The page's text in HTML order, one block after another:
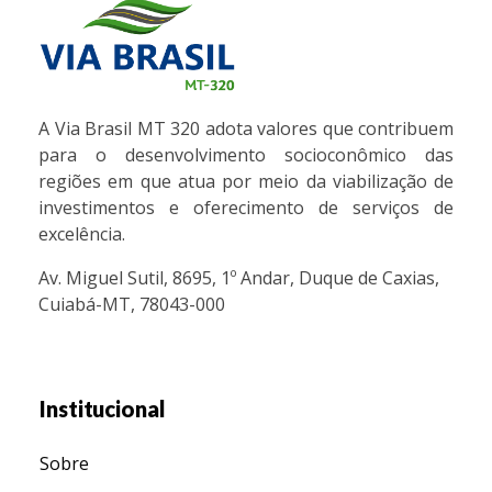
A Via Brasil MT 320 adota valores que contribuem
para o desenvolvimento socioconômico das
regiões em que atua por meio da viabilização de
investimentos e oferecimento de serviços de
excelência.
Av. Miguel Sutil, 8695, 1º Andar, Duque de Caxias,
Cuiabá-MT, 78043-000
Institucional
Sobre